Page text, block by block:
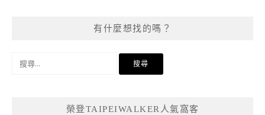
有什麼想找的嗎？
榮登TAIPEIWALKER人氣窩客